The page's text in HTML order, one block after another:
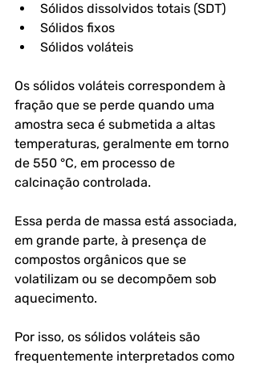
Sólidos dissolvidos totais (SDT)
Sólidos fixos
Sólidos voláteis
Os sólidos voláteis correspondem à
fração que se perde quando uma
amostra seca é submetida a altas
temperaturas, geralmente em torno
de 550 °C, em processo de
calcinação controlada.
Essa perda de massa está associada,
em grande parte, à presença de
compostos orgânicos que se
volatilizam ou se decompõem sob
aquecimento.
Por isso, os sólidos voláteis são
frequentemente interpretados como